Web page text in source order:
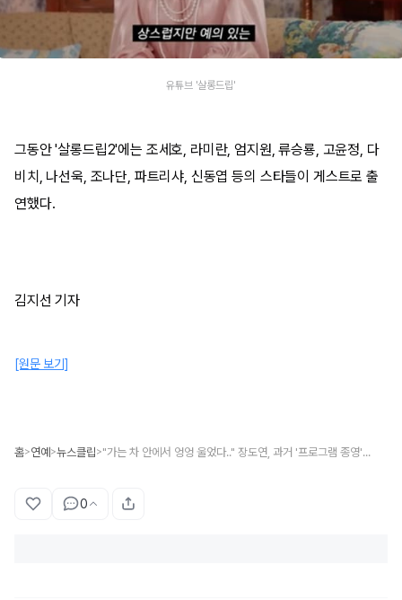
유튜브 '살롱드립'
그동안 '살롱드립2'에는 조세호, 라미란, 엄지원, 류승룡, 고윤정, 다
비치, 나선욱, 조나단, 파트리샤, 신동엽 등의 스타들이 게스트로 출
연했다.
김지선 기자
[원문 보기]
홈>연예 >뉴스클립> "가는 차 안에서 엉엉 울었다.." 장도연, 과거 '프로그램 종영' 회식 자리에서 충격 받은 이유
0